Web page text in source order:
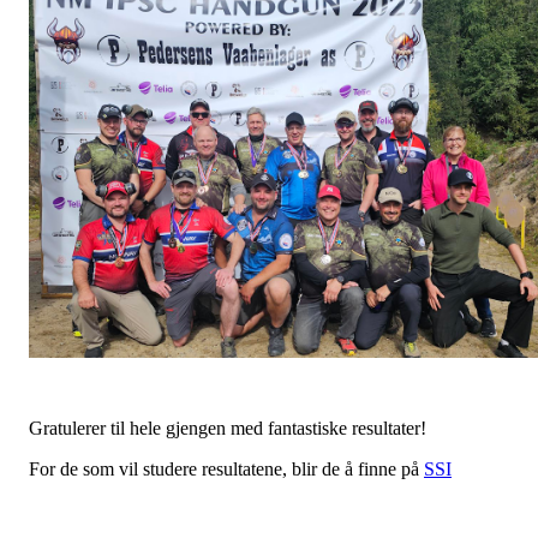
Gratulerer til hele gjengen med fantastiske resultater!
For de som vil studere resultatene, blir de å finne på SSI